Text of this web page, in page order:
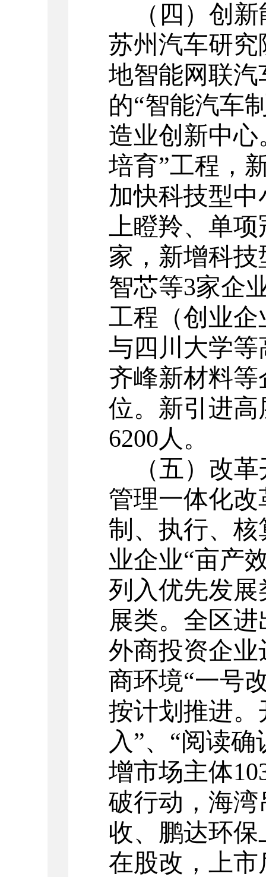
（四）创
苏州汽车研究
地智能网联汽
的“智能汽车
造业创新中心
培育”工程，
加快科技型中
上瞪羚、单
家 ，新增科
智芯等3家企
工程（创业企
与四川大学等
齐峰新材料等
位。 新引进
6200人。
（五）改
管理一体化
制、执行、核
业企业“亩产
列入优先发展
展类。 全区进
外商投资企业
商环境“一号
按计划推进。
入”、 “阅读确
增市场主体
破行动，海
收、鹏达环
在股改，上市